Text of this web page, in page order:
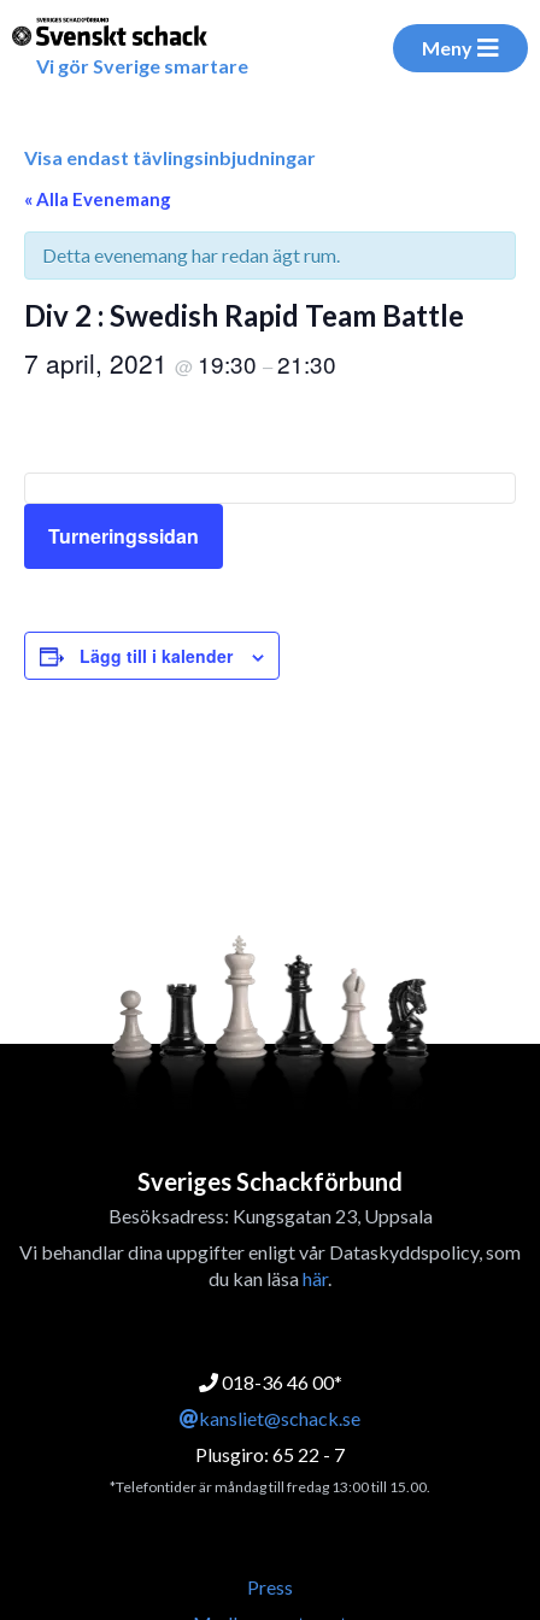
Vi gör Sverige smartare
Meny
Visa endast tävlingsinbjudningar
« Alla Evenemang
Detta evenemang har redan ägt rum.
Div 2 : Swedish Rapid Team Battle
7 april, 2021 @ 19:30 –21:30
Turneringssidan
Lägg till i kalender
Sveriges Schackförbund
Besöksadress: Kungsgatan 23, Uppsala
Vi behandlar dina uppgifter enligt vår Dataskyddspolicy, som
du kan läsahär.
018-36 46 00*
kansliet@schack.se
Plusgiro: 65 22 - 7
*Telefontider är måndag till fredag 13:00 till 15.00.
Press